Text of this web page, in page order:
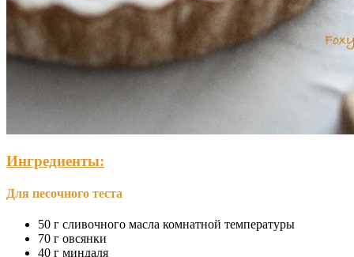
Ингредиенты:
Для песочного теста
50 г сливочного масла комнатной температуры
70 г овсянки
40 г миндаля